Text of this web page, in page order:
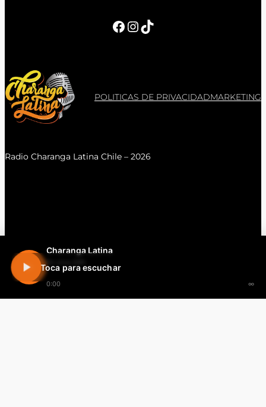
Charanga Latina
En vivo 24h
0:00 ∞
Toca para escuchar
Facebook InstagramTikTok
POLITICAS DE PRIVACIDADMARKETING
Radio Charanga Latina Chile – 2026